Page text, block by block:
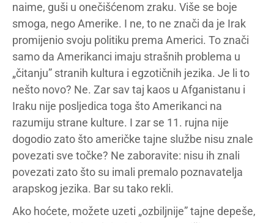
naime, guši u onečišćenom zraku. Više se boje
smoga, nego Amerike. I ne, to ne znači da je Irak
promijenio svoju politiku prema Americi. To znači
samo da Amerikanci imaju strašnih problema u
„čitanju” stranih kultura i egzotičnih jezika. Je li to
nešto novo? Ne. Zar sav taj kaos u Afganistanu i
Iraku nije posljedica toga što Amerikanci na
razumiju strane kulture. I zar se 11. rujna nije
dogodio zato što američke tajne službe nisu znale
povezati sve točke? Ne zaboravite: nisu ih znali
povezati zato što su imali premalo poznavatelja
arapskog jezika. Bar su tako rekli.
Ako hoćete, možete uzeti „ozbiljnije” tajne depeše,